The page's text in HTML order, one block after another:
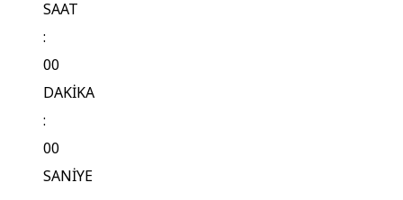
SAAT
:
00
DAKİKA
:
00
SANİYE